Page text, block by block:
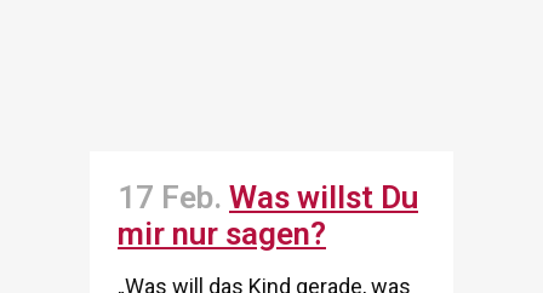
17 Feb. Was willst Du
mir nur sagen?
„Was will das Kind gerade, was